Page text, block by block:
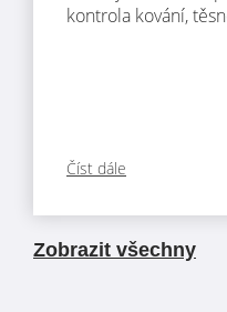
kontrola kování,
Číst dále
Zobrazit všechny